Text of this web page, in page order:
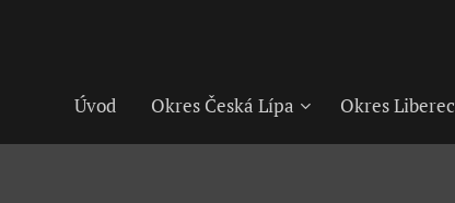
Úvod Okres Česká Lípa Okres Liberec